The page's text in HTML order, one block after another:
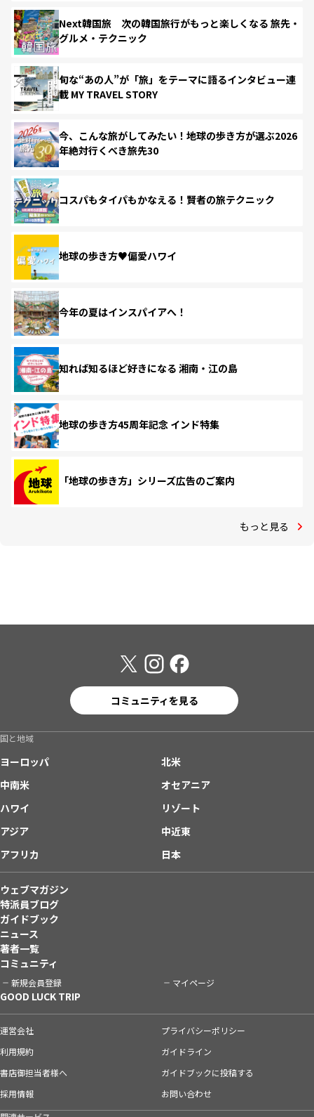
Next韓国旅 次の韓国旅行がもっと楽しくなる 旅先・
グルメ・テクニック
旬な“あの人”が「旅」をテーマに語るインタビュー連
載 MY TRAVEL STORY
今、こんな旅がしてみたい！地球の歩き方が選ぶ2026
年絶対行くべき旅先30
コスパもタイパもかなえる！賢者の旅テクニック
地球の歩き方♥偏愛ハワイ
今年の夏はインスパイアへ！
知れば知るほど好きになる 湘南・江の島
地球の歩き方45周年記念 インド特集
「地球の歩き方」シリーズ広告のご案内
もっと見る
コミュニティを見る
国と地域
ヨーロッパ
北米
中南米
オセアニア
ハワイ
リゾート
アジア
中近東
アフリカ
日本
ウェブマガジン
特派員ブログ
ガイドブック
ニュース
著者一覧
コミュニティ
新規会員登録 マイページ
GOOD LUCK TRIP
運営会社
プライバシーポリシー
利用規約
ガイドライン
書店御担当者様へ
ガイドブックに投稿する
採用情報
お問い合わせ